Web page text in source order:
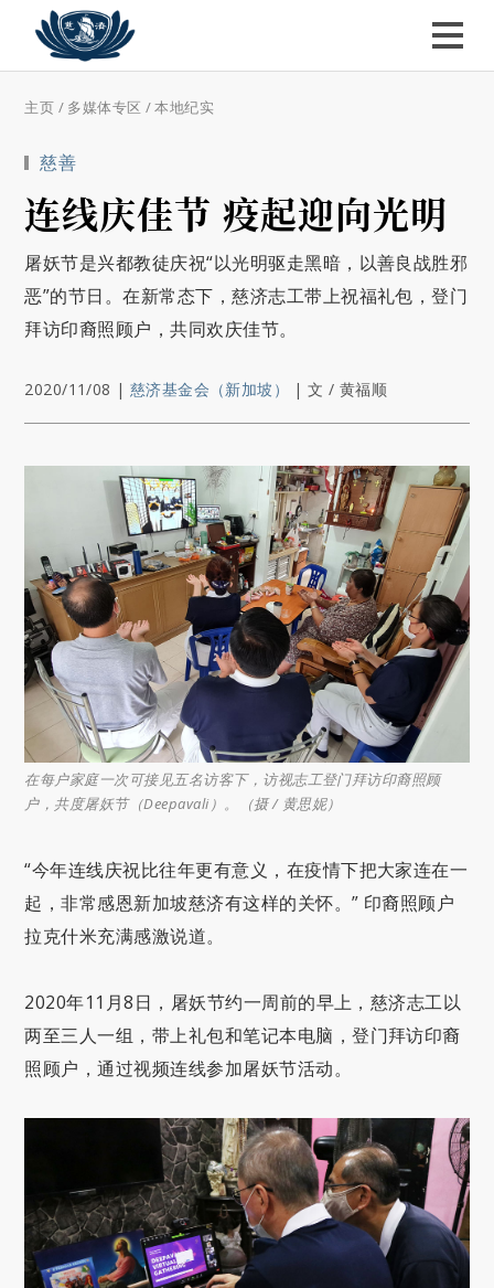
主页 / 多媒体专区 /本地纪实
慈善
连线庆佳节 疫起迎向光明
屠妖节是兴都教徒庆祝“以光明驱走黑暗，以善良战胜邪
恶”的节日。在新常态下，慈济志工带上祝福礼包，登门
拜访印裔照顾户，共同欢庆佳节。
2020/11/08 | 慈济基金会（新加坡） |文 / 黄福顺
在每户家庭一次可接见五名访客下，访视志工登门拜访印裔照顾
户，共度屠妖节（Deepavali）。（摄 / 黄思妮）
“今年连线庆祝比往年更有意义，在疫情下把大家连在一
起，非常感恩新加坡慈济有这样的关怀。” 印裔照顾户
拉克什米充满感激说道。
2020年11月8日，屠妖节约一周前的早上，慈济志工以
两至三人一组，带上礼包和笔记本电脑，登门拜访印裔
照顾户，通过视频连线参加屠妖节活动。